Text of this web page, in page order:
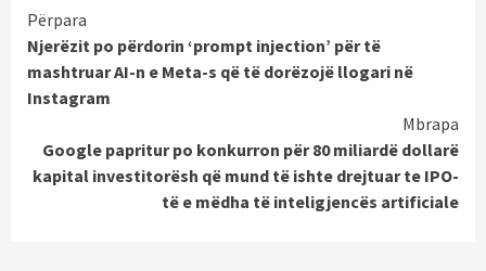
Continue
Reading
Përpara
Njerëzit po përdorin ‘prompt injection’ për të
mashtruar AI-n e Meta-s që të dorëzojë llogari në
Instagram
Mbrapa
Google papritur po konkurron për 80 miliardë dollarë
kapital investitorësh që mund të ishte drejtuar te IPO-
të e mëdha të inteligjencës artificiale